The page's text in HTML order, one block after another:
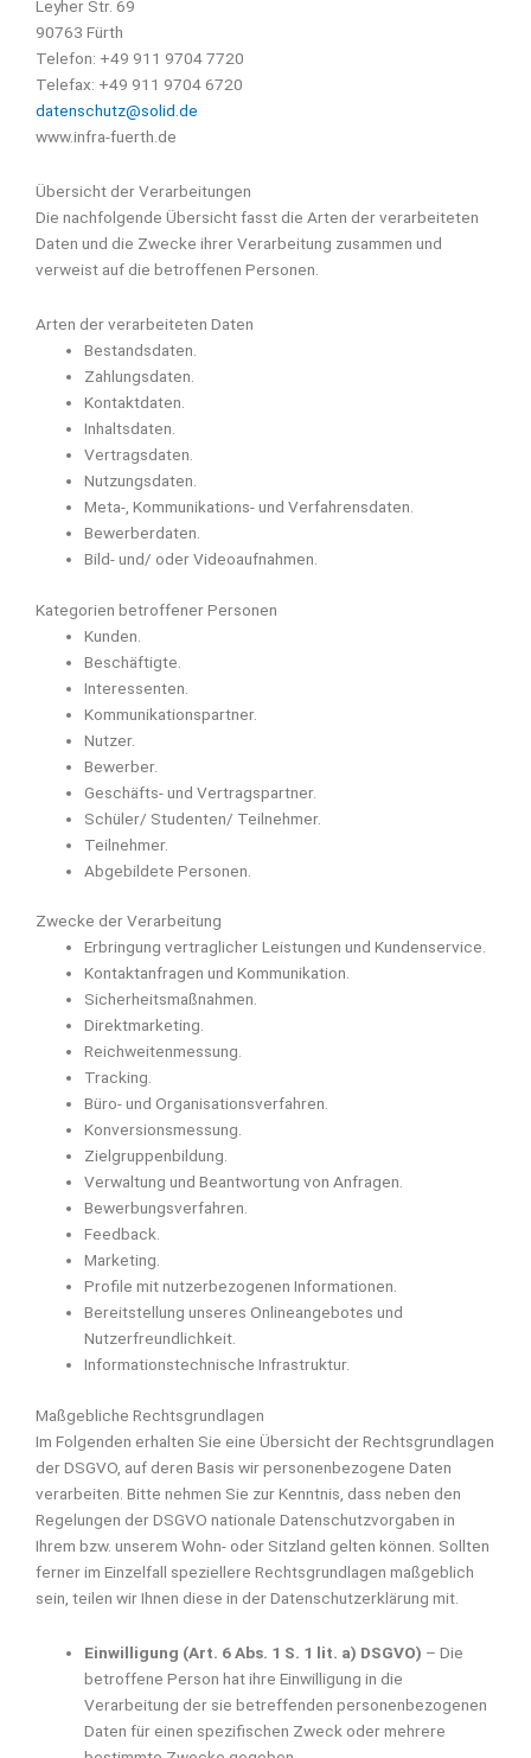
Leyher Str. 69
90763 Fürth
Telefon: +49 911 9704 7720
Telefax: +49 911 9704 6720
datenschutz@solid.de
www.infra-fuerth.de
Übersicht der Verarbeitungen
Die nachfolgende Übersicht fasst die Arten der verarbeiteten
Daten und die Zwecke ihrer Verarbeitung zusammen und
verweist auf die betroffenen Personen.
Arten der verarbeiteten Daten
Bestandsdaten.
Zahlungsdaten.
Kontaktdaten.
Inhaltsdaten.
Vertragsdaten.
Nutzungsdaten.
Meta-, Kommunikations- und Verfahrensdaten.
Bewerberdaten.
Bild- und/ oder Videoaufnahmen.
Kategorien betroffener Personen
Kunden.
Beschäftigte.
Interessenten.
Kommunikationspartner.
Nutzer.
Bewerber.
Geschäfts- und Vertragspartner.
Schüler/ Studenten/ Teilnehmer.
Teilnehmer.
Abgebildete Personen.
Zwecke der Verarbeitung
Erbringung vertraglicher Leistungen und Kundenservice.
Kontaktanfragen und Kommunikation.
Sicherheitsmaßnahmen.
Direktmarketing.
Reichweitenmessung.
Tracking.
Büro- und Organisationsverfahren.
Konversionsmessung.
Zielgruppenbildung.
Verwaltung und Beantwortung von Anfragen.
Bewerbungsverfahren.
Feedback.
Marketing.
Profile mit nutzerbezogenen Informationen.
Bereitstellung unseres Onlineangebotes und
Nutzerfreundlichkeit.
Informationstechnische Infrastruktur.
Maßgebliche Rechtsgrundlagen
Im Folgenden erhalten Sie eine Übersicht der Rechtsgrundlagen
der DSGVO, auf deren Basis wir personenbezogene Daten
verarbeiten. Bitte nehmen Sie zur Kenntnis, dass neben den
Regelungen der DSGVO nationale Datenschutzvorgaben in
Ihrem bzw. unserem Wohn- oder Sitzland gelten können. Sollten
ferner im Einzelfall speziellere Rechtsgrundlagen maßgeblich
sein, teilen wir Ihnen diese in der Datenschutzerklärung mit.
Einwilligung (Art. 6 Abs. 1 S. 1 lit. a) DSGVO) – Die
betroffene Person hat ihre Einwilligung in die
Verarbeitung der sie betreffenden personenbezogenen
Daten für einen spezifischen Zweck oder mehrere